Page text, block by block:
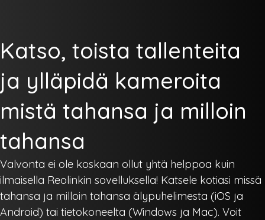
Katso, toista tallenteita
ja ylläpidä kameroita
mistä tahansa ja milloin
tahansa
Valvonta ei ole koskaan ollut yhtä helppoa kuin
ilmaisella Reolinkin sovelluksella! Katsele kotiasi missä
tahansa ja milloin tahansa älypuhelimesta (iOS ja
Android) tai tietokoneelta (Windows ja Mac). Voit